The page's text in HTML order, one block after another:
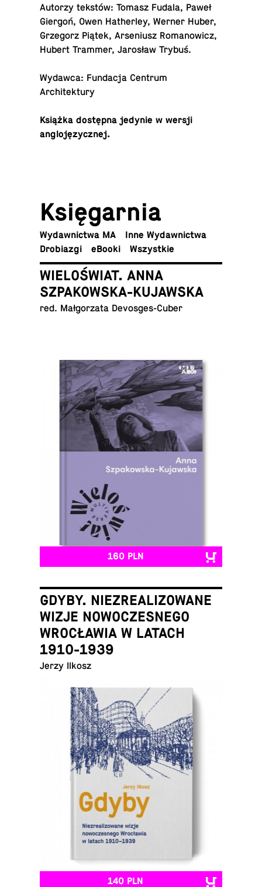
Autorzy tekstów: Tomasz Fudala, Paweł
Giergoń, Owen Ha­ther­ley, Werner Huber,
Grze­gorz Piątek, Ar­se­niusz Ro­ma­no­wicz,
Hubert Trammer, Ja­ro­sław Trybuś.
Wydawca: Fun­da­cja Centrum
Architektury
Książka do­stęp­na jedynie w wersji
anglojęzycznej.
Księ­gar­nia
Wy­daw­nic­twa MA
Inne Wydawnictwa
Dro­bia­zgi
eBooki Wszyst­kie
WIELOŚWIAT. ANNA
SZPAKOWSKA-KUJAWSKA
red. Mał­go­rza­ta Devosges-Cuber
160 PLN
GDYBY. NIEZREALIZOWANE
WIZJE NOWOCZESNEGO
WROCŁAWIA W LATACH
1910-1939
Jerzy Ilkosz
140 PLN